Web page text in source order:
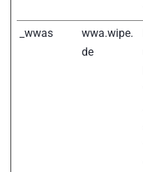
_wwas
wwa.wipe.
de